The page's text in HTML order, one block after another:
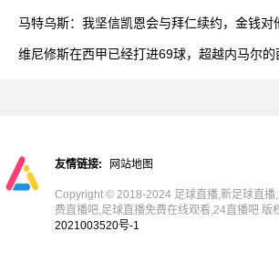
马特乌斯：我坚信凯恩会与拜仁续约，金钱对
维尼修斯在西甲已经打进69球，超越内马尔的
友情链接: 网站地图
Copyright © 2018-2024 足球直播,新足球直播
费直播吧,足球直播免费在线观看,24直播吧 版
2021003520号-1